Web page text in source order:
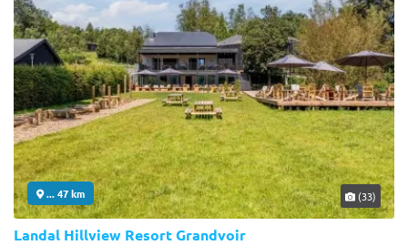
... 47 km (33)
Landal Hillview Resort Grandvoir